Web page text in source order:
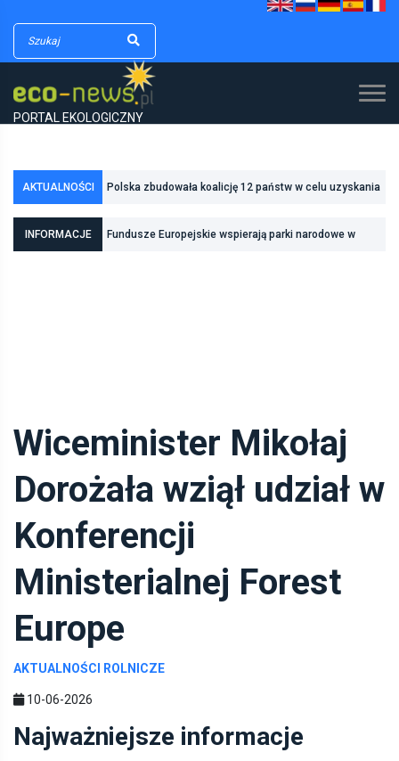
PORTAL EKOLOGICZNY
AKTUALNOŚCI Polska zbudowała koalicję 12 państw w celu uzyskania
INFORMACJE Fundusze Europejskie wspierają parki narodowe w
Wiceminister Mikołaj
Dorożała wziął udział w
Konferencji
Ministerialnej Forest
Europe
AKTUALNOŚCI ROLNICZE
10-06-2026
Najważniejsze informacje